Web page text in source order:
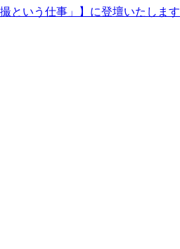
という仕事」】に登壇いたします